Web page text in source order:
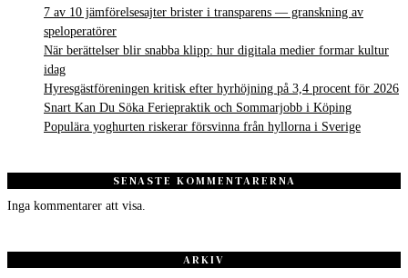
7 av 10 jämförelsesajter brister i transparens — granskning av
speloperatörer
När berättelser blir snabba klipp: hur digitala medier formar kultur
idag
Hyresgästföreningen kritisk efter hyrhöjning på 3,4 procent för 2026
Snart Kan Du Söka Feriepraktik och Sommarjobb i Köping
Populära yoghurten riskerar försvinna från hyllorna i Sverige
SENASTE KOMMENTARERNA
Inga kommentarer att visa.
ARKIV